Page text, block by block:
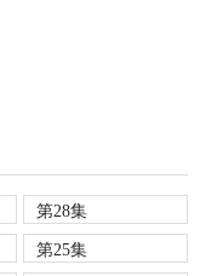
第28集
第25集